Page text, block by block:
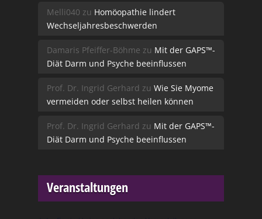
Melli040 zu Homöopathie lindert
Wechseljahresbeschwerden
Damaris Pfeiffer-Böhme zu Mit der GAPS™-
Diät Darm und Psyche beeinflussen
Prof. Dr. Ingrid Gerhard zu Wie Sie Myome
vermeiden oder selbst heilen können
Prof. Dr. Ingrid Gerhard zu Mit der GAPS™-
Diät Darm und Psyche beeinflussen
Veranstaltungen